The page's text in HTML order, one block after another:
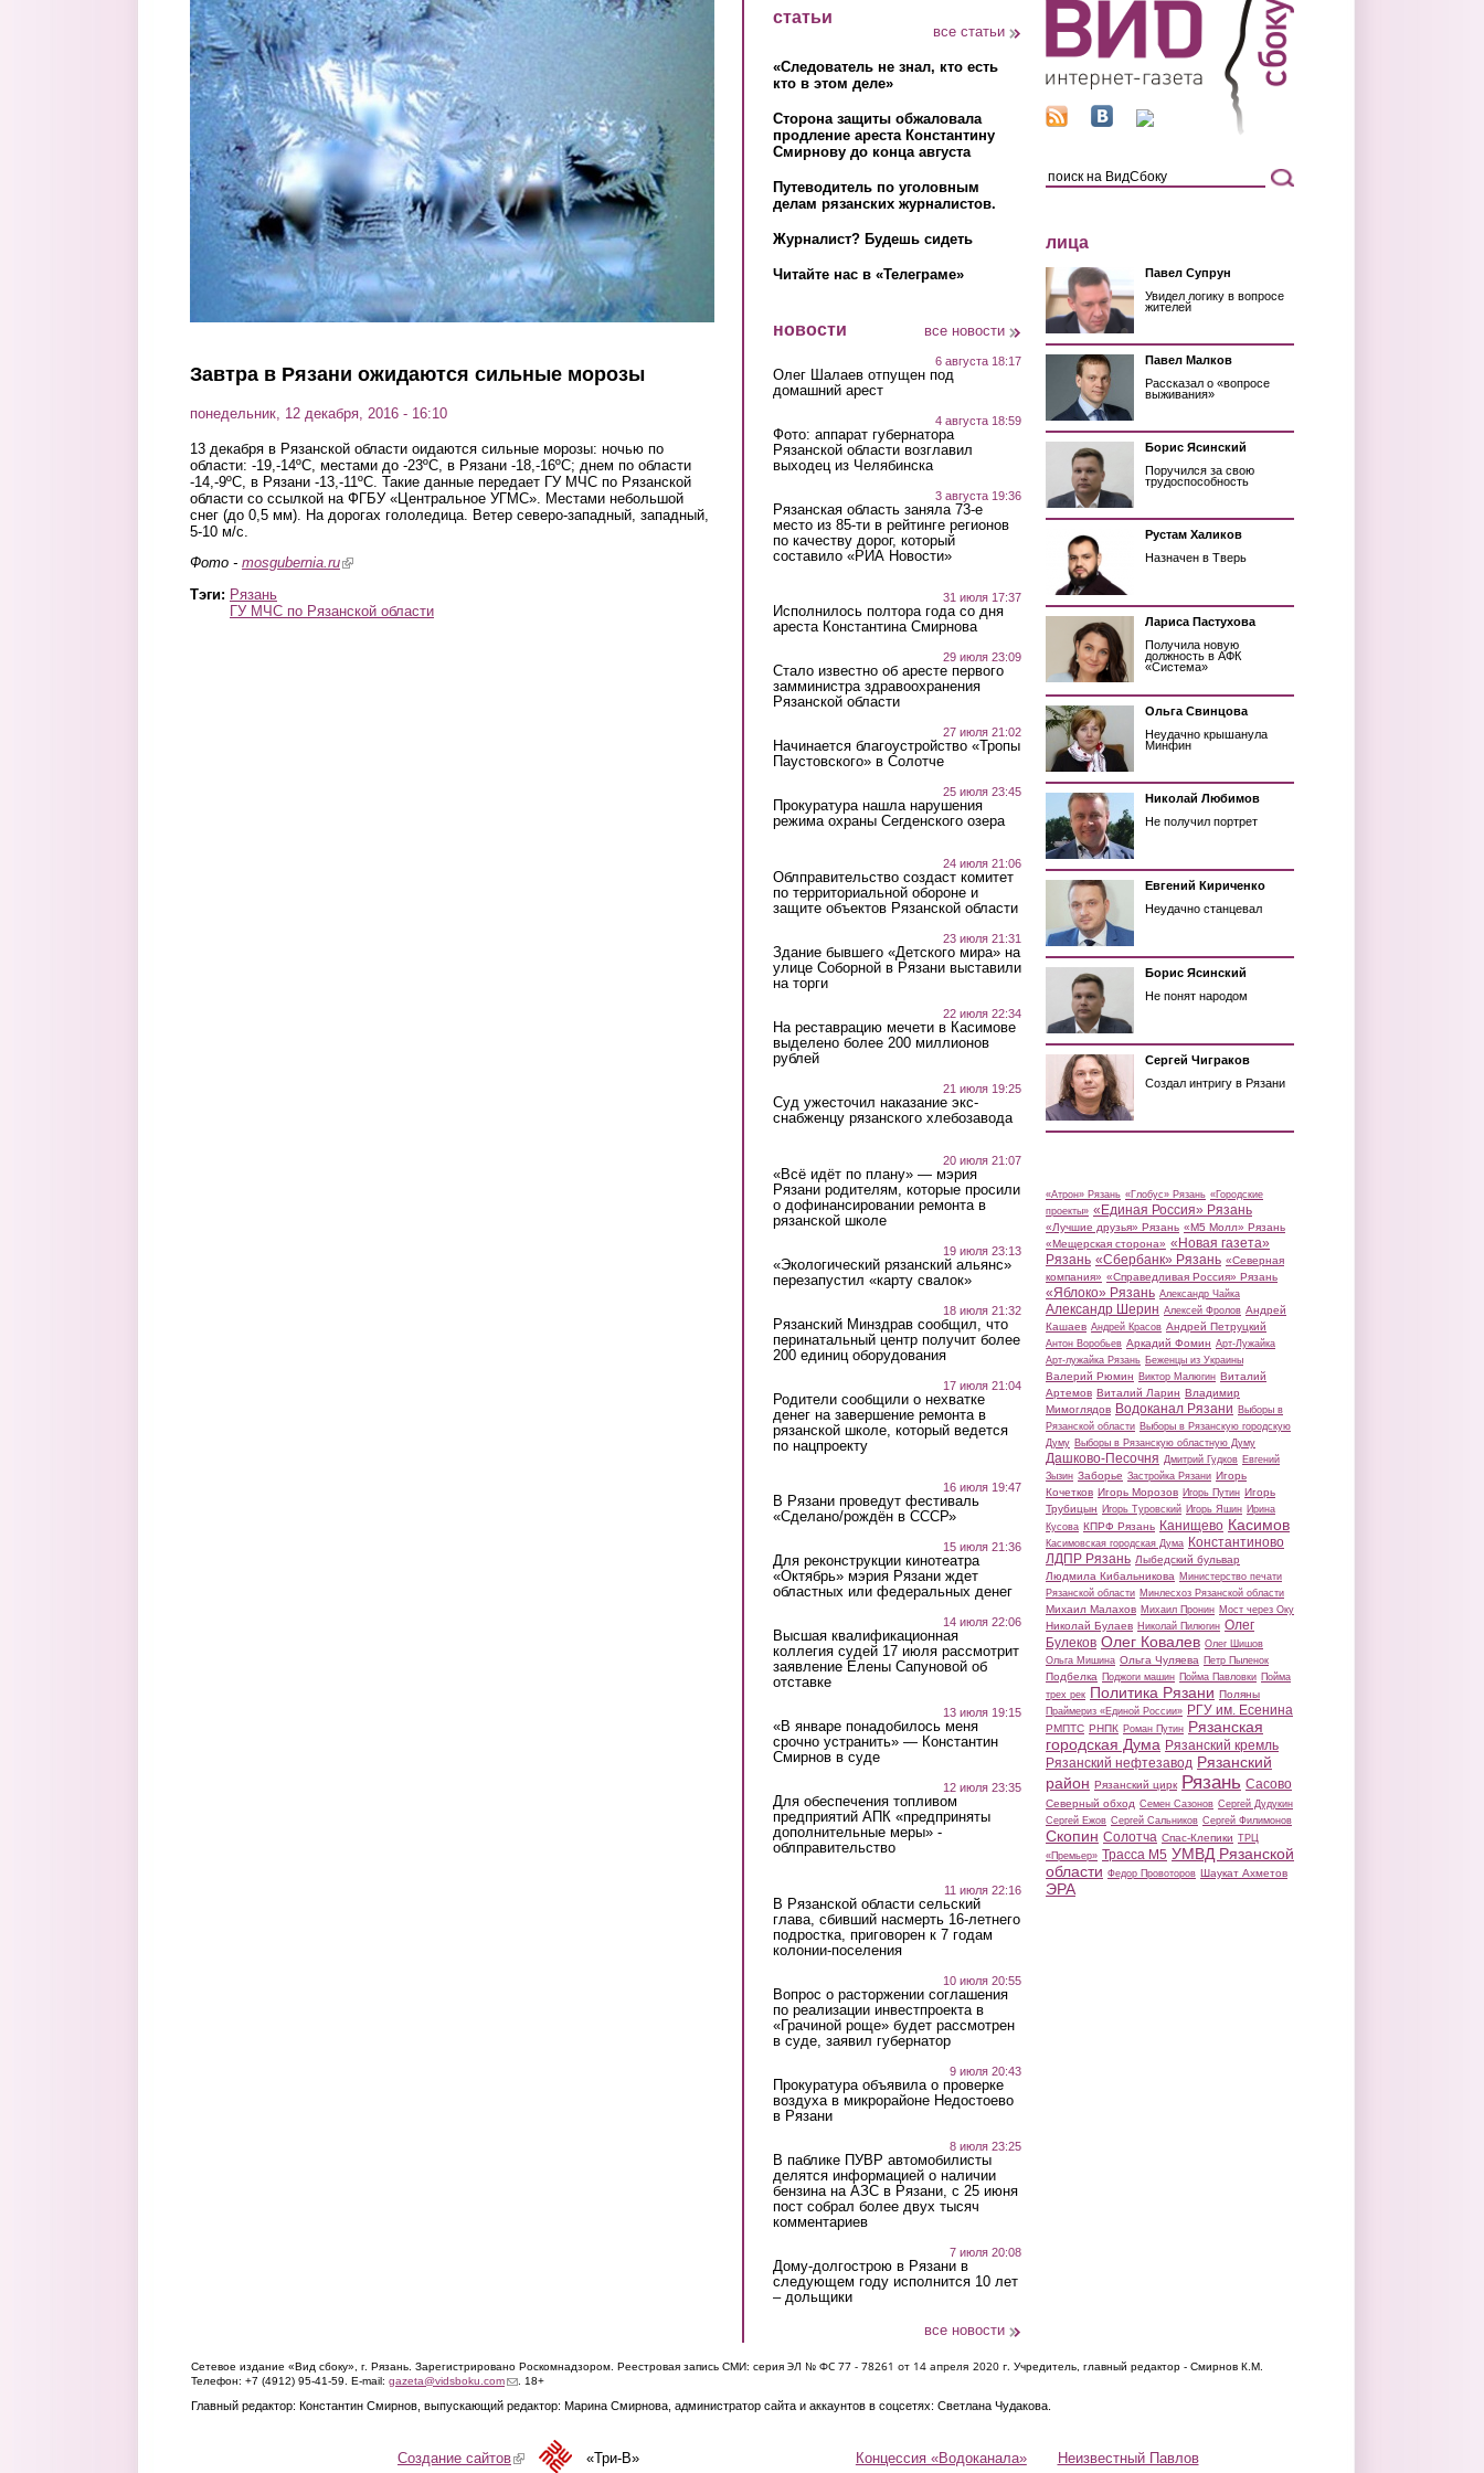
Перейти к основному содержанию
Завтра в Рязани ожидаются сильные морозы
понедельник, 12 декабря, 2016 - 16:10
13 декабря в Рязанской области оидаются сильные морозы: ночью по
области: -19,-14ºС, местами до -23ºС, в Рязани -18,-16ºС; днем по области
-14,-9ºС, в Рязани -13,-11ºС. Такие данные передает ГУ МЧС по Рязанской
области со ссылкой на ФГБУ «Центральное УГМС». Местами небольшой
снег (до 0,5 мм). На дорогах гололедица. Ветер северо-западный, западный,
5-10 м/с.
Фото - mosgubernia.ru(link is external)
Тэги: Рязань
ГУ МЧС по Рязанской области
статьи
все статьи
«Следователь не знал, кто есть
кто в этом деле»
Сторона защиты обжаловала
продление ареста Константину
Смирнову до конца августа
Путеводитель по уголовным
делам рязанских журналистов.
Журналист? Будешь сидеть
Читайте нас в «Телеграме»
новости все новости
6 августа 18:17
Олег Шалаев отпущен под
домашний арест
4 августа 18:59
Фото: аппарат губернатора
Рязанской области возглавил
выходец из Челябинска
3 августа 19:36
Рязанская область заняла 73-е
место из 85-ти в рейтинге регионов
по качеству дорог, который
составило «РИА Новости»
31 июля 17:37
Исполнилось полтора года со дня
ареста Константина Смирнова
29 июля 23:09
Стало известно об аресте первого
замминистра здравоохранения
Рязанской области
27 июля 21:02
Начинается благоустройство «Тропы
Паустовского» в Солотче
25 июля 23:45
Прокуратура нашла нарушения
режима охраны Сегденского озера
24 июля 21:06
Облправительство создаст комитет
по территориальной обороне и
защите объектов Рязанской области
23 июля 21:31
Здание бывшего «Детского мира» на
улице Соборной в Рязани выставили
на торги
22 июля 22:34
На реставрацию мечети в Касимове
выделено более 200 миллионов
рублей
21 июля 19:25
Суд ужесточил наказание экс-
снабженцу рязанского хлебозавода
20 июля 21:07
«Всё идёт по плану» — мэрия
Рязани родителям, которые просили
о дофинансировании ремонта в
рязанской школе
19 июля 23:13
«Экологический рязанский альянс»
перезапустил «карту свалок»
18 июля 21:32
Рязанский Минздрав сообщил, что
перинатальный центр получит более
200 единиц оборудования
17 июля 21:04
Родители сообщили о нехватке
денег на завершение ремонта в
рязанской школе, который ведется
по нацпроекту
16 июля 19:47
В Рязани проведут фестиваль
«Сделано/рождён в СССР»
15 июля 21:36
Для реконструкции кинотеатра
«Октябрь» мэрия Рязани ждет
областных или федеральных денег
14 июля 22:06
Высшая квалификационная
коллегия судей 17 июля рассмотрит
заявление Елены Сапуновой об
отставке
13 июля 19:15
«В январе понадобилось меня
срочно устранить» — Константин
Смирнов в суде
12 июля 23:35
Для обеспечения топливом
предприятий АПК «предприняты
дополнительные меры» -
облправительство
11 июля 22:16
В Рязанской области сельский
глава, сбивший насмерть 16-летнего
подростка, приговорен к 7 годам
колонии-поселения
10 июля 20:55
Вопрос о расторжении соглашения
по реализации инвестпроекта в
«Грачиной роще» будет рассмотрен
в суде, заявил губернатор
9 июля 20:43
Прокуратура объявила о проверке
воздуха в микрорайоне Недостоево
в Рязани
8 июля 23:25
В паблике ПУВР автомобилисты
делятся информацией о наличии
бензина на АЗС в Рязани, с 25 июня
пост собрал более двух тысяч
комментариев
7 июля 20:08
Дому-долгострою в Рязани в
следующем году исполнится 10 лет
– дольщики
все новости
лица
Павел Супрун
Увидел логику в вопросе
жителей
Павел Малков
Рассказал о «вопросе
выживания»
Борис Ясинский
Поручился за свою
трудоспособность
Рустам Халиков
Назначен в Тверь
Лариса Пастухова
Получила новую
должность в АФК
«Система»
Ольга Свинцова
Неудачно крышанула
Минфин
Николай Любимов
Не получил портрет
Евгений Кириченко
Неудачно станцевал
Борис Ясинский
Не понят народом
Сергей Чиграков
Создал интригу в Рязани
«Атрон» Рязань «Глобус» Рязань «Городские
проекты» «Единая Россия» Рязань
«Лучшие друзья» Рязань «М5 Молл» Рязань
«Мещерская сторона» «Новая газета»
Рязань «Сбербанк» Рязань «Северная
компания» «Справедливая Россия» Рязань
«Яблоко» Рязань Александр Чайка
Александр Шерин Алексей Фролов Андрей
Кашаев Андрей Красов Андрей Петруцкий
Антон Воробьев Аркадий Фомин Арт-Лужайка
Арт-лужайка Рязань Беженцы из Украины
Валерий Рюмин Виктор Малюгин Виталий
Артемов Виталий Ларин Владимир
Мимоглядов Водоканал Рязани Выборы в
Рязанской области Выборы в Рязанскую городскую
Думу Выборы в Рязанскую областную Думу
Дашково-Песочня Дмитрий Гудков Евгений
Зызин Заборье Застройка Рязани Игорь
Кочетков Игорь Морозов Игорь Путин Игорь
Трубицын Игорь Туровский Игорь Яшин Ирина
Кусова КПРФ Рязань Канищево Касимов
Касимовская городская Дума Константиново
ЛДПР Рязань Лыбедский бульвар
Людмила Кибальникова Министерство печати
Рязанской области Минлесхоз Рязанской области
Михаил Малахов Михаил Пронин Мост через Оку
Николай Булаев Николай Пилюгин Олег
Булеков Олег Ковалев Олег Шишов
Ольга Мишина Ольга Чуляева Петр Пыленок
Подбелка Поджоги машин Пойма Павловки Пойма
трех рек Политика Рязани Поляны
Праймериз «Единой России» РГУ им. Есенина
РМПТС РНПК Роман Путин Рязанская
городская Дума Рязанский кремль
Рязанский нефтезавод Рязанский
район Рязанский цирк Рязань Сасово
Северный обход Семен Сазонов Сергей Дудукин
Сергей Ежов Сергей Сальников Сергей Филимонов
Скопин Солотча Спас-Клепики ТРЦ
«Премьер» Трасса М5 УМВД Рязанской
области Федор Провоторов Шаукат Ахметов
ЭРА
Сетевое издание «Вид сбоку», г. Рязань. Зарегистрировано Роскомнадзором. Реестровая запись СМИ: серия ЭЛ № ФС 77 - 78261 от 14 апреля 2020 г. Учредитель, главный редактор - Смирнов К.М.
Телефон: +7 (4912) 95-41-59. E-mail: gazeta@vidsboku.com(link sends e-mail)
. 18+
Главный редактор: Константин Смирнов, выпускающий редактор: Марина Смирнова, администратор сайта и аккаунтов в соцсетях: Светлана Чудакова.
Концессия «Водоканала» Неизвестный Павлов
Создание сайтов(link is external)«Три-В»